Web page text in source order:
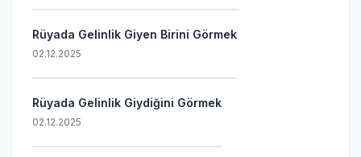
Rüyada Gelinlik Giyen Birini Görmek
02.12.2025
Rüyada Gelinlik Giydiğini Görmek
02.12.2025